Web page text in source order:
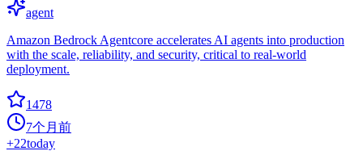
agent
Amazon Bedrock Agentcore accelerates AI agents into production
with the scale, reliability, and security, critical to real-world
deployment.
1478
7个月前
+22today